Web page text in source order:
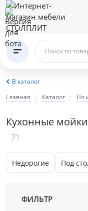
Поиск по
В каталог
Главная
Каталог По
Кухонные
71
Недорогие Под
ФИЛЬТР